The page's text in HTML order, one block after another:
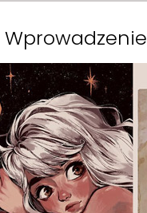
Wprowadzenie